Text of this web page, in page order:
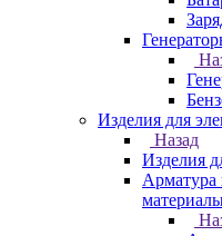
Изделия для
Назад
Изделия
Арматура